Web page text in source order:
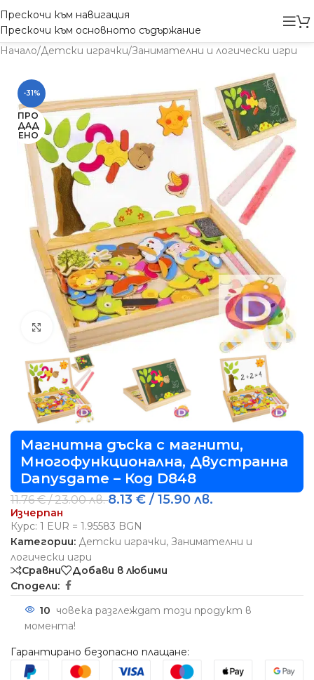
Прескочи към навигация
Прескочи към основното съдържание
Начало/Детски играчки/Занимателни и логически игри
-31%
ПРО
ДАД
ЕНО
Виж повече
Магнитна дъска с магнити,
Многофункционална, Двустранна
Danysgame – Код D848
11.76€/ 23.00 лв.8.13 € / 15.90 лв.
Изчерпан
Курс: 1 EUR = 1.95583 BGN
Категории: Детски играчки, Занимателни и
логически игри
Сравни
Добави в любими
Сподели:
10 човека разглеждат този продукт в
момента!
Гарантирано безопасно плащане: